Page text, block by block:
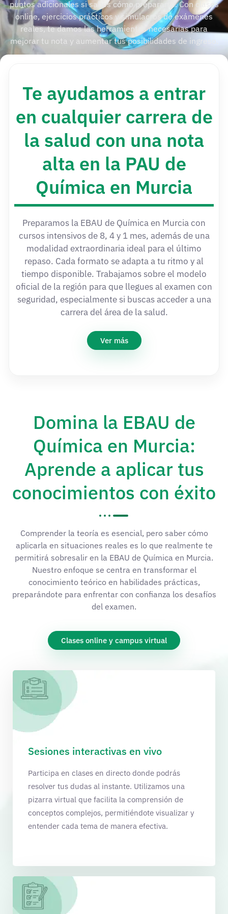
puntos adicionales si sabes cómo prepararte. Con clases
online, ejercicios prácticos y simulacros de exámenes
reales, te damos las herramientas necesarias para
mejorar tu nota y aumentar tus posibilidades de ingreso.
Te ayudamos a entrar
en cualquier carrera de
la salud con una nota
alta en la PAU de
Química en Murcia
Preparamos la EBAU de Química en Murcia con
cursos intensivos de 8, 4 y 1 mes, además de una
modalidad extraordinaria ideal para el último
repaso. Cada formato se adapta a tu ritmo y al
tiempo disponible. Trabajamos sobre el modelo
oficial de la región para que llegues al examen con
seguridad, especialmente si buscas acceder a una
carrera del área de la salud.
Ver más
Domina la EBAU de
Química en Murcia:
Aprende a aplicar tus
conocimientos con éxito
Comprender la teoría es esencial, pero saber cómo
aplicarla en situaciones reales es lo que realmente te
permitirá sobresalir en la EBAU de Química en Murcia.
Nuestro enfoque se centra en transformar el
conocimiento teórico en habilidades prácticas,
preparándote para enfrentar con confianza los desafíos
del examen.​
Clases online y campus virtual
Sesiones interactivas en vivo
Participa en clases en directo donde podrás
resolver tus dudas al instante. Utilizamos una
pizarra virtual que facilita la comprensión de
conceptos complejos, permitiéndote visualizar y
entender cada tema de manera efectiva.​